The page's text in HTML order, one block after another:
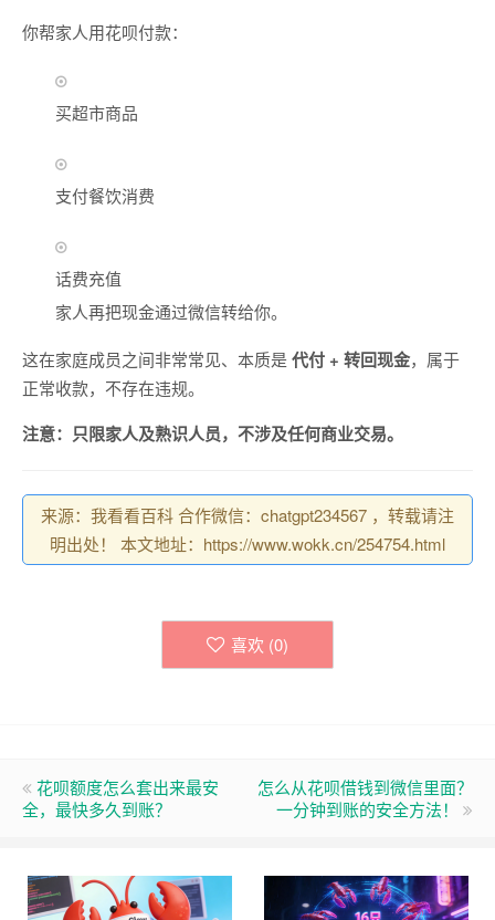
你帮家人用花呗付款：
买超市商品
支付餐饮消费
话费充值
家人再把现金通过微信转给你。
这在家庭成员之间非常常见、本质是代付 + 转回现金，属于
正常收款，不存在违规。
注意：只限家人及熟识人员，不涉及任何商业交易。
来源：我看看百科 合作微信：chatgpt234567 ，转载请注
明出处！ 本文地址：https://www.wokk.cn/254754.html
喜欢 (0)
花呗额度怎么套出来最安
全，最快多久到账？
怎么从花呗借钱到微信里面？
一分钟到账的安全方法！